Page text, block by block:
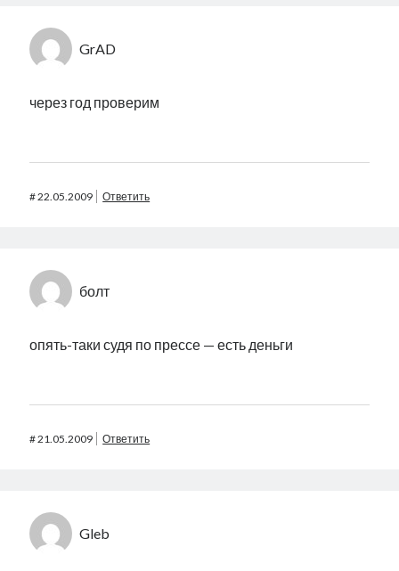
GrAD
через год проверим
#22.05.2009 Ответить
болт
опять-таки судя по прессе — есть деньги
#21.05.2009 Ответить
Gleb